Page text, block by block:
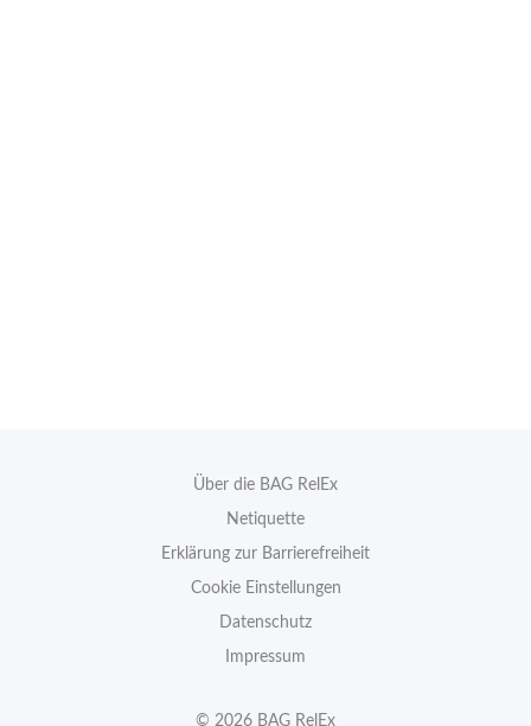
Über die BAG RelEx
Netiquette
Erklärung zur Barrierefreiheit
Cookie Einstellungen
Datenschutz
Impressum
© 2026 BAG RelEx